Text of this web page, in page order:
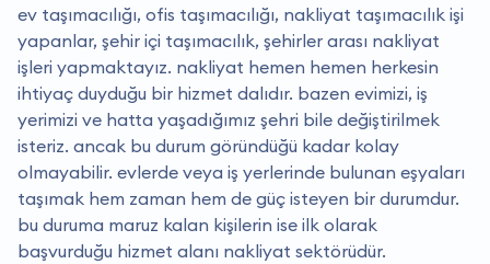
ev taşımacılığı, ofis taşımacılığı, nakliyat taşımacılık işi
yapanlar, şehir içi taşımacılık, şehirler arası nakliyat
işleri yapmaktayız. nakliyat hemen hemen herkesin
ihtiyaç duyduğu bir hizmet dalıdır. bazen evimizi, iş
yerimizi ve hatta yaşadığımız şehri bile değiştirilmek
isteriz. ancak bu durum göründüğü kadar kolay
olmayabilir. evlerde veya iş yerlerinde bulunan eşyaları
taşımak hem zaman hem de güç isteyen bir durumdur.
bu duruma maruz kalan kişilerin ise ilk olarak
başvurduğu hizmet alanı nakliyat sektörüdür.